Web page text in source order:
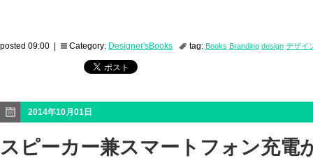
posted 09:00 | Category: Designer'sBooks tag: Books Branding design デザイ
2014年10月01日
スピーカー兼スマートフォン充電